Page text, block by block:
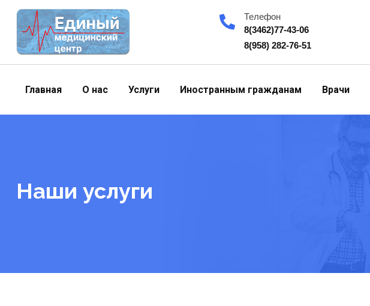
content
Телефон
8(3462)77-43-06
8(958) 282-76-51
Главная О нас Услуги Иностранным гражданам Врачи
Наши услуги